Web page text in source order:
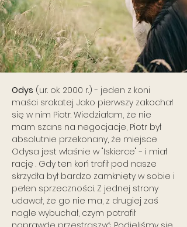
Odys (ur. ok. 2000 r.) - jeden z koni
maści srokatej. Jako pierwszy zakochał
się w nim Piotr. Wiedziałam, że nie
mam szans na negocjacje, Piotr był
absolutnie przekonany, że miejsce
Odysa jest właśnie w "Iskierce" - i miał
rację . Gdy ten koń trafił pod nasze
skrzydła był bardzo zamknięty w sobie i
pełen sprzeczności. Z jednej strony
udawał, że go nie ma, z drugiej zaś
nagle wybuchał, czym potrafił